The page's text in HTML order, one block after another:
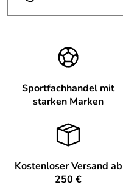
Sportfachhandel mit
starken Marken
Kostenloser Versand ab
250 €